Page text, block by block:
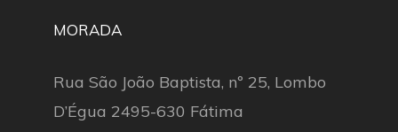
MORADA
Rua São João Baptista, nº 25, Lombo
D’Égua 2495-630 Fátima